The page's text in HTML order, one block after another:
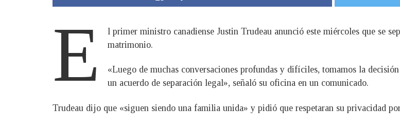
E
l primer ministro canadiense Justin Trudeau anunció este miércoles que se
matrimonio.
«Luego de muchas conversaciones profundas y difíciles, tomamos la
un acuerdo de separación legal», señaló su oficina en un comunicado.
Trudeau dijo que «siguen siendo una familia unida» y pidió que respetaran su privacidad